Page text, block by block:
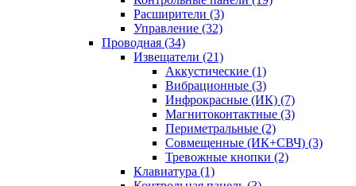
Расширители (3)
Управление (32)
Проводная (34)
Извещатели (21)
Аккустические (1)
Вибрационные (3)
Инфрокрасные (ИК) (7)
Магнитоконтактные (3)
Периметральные (2)
Совмещенные (ИК+СВЧ) (3)
Тревожные кнопки (2)
Клавиатура (1)